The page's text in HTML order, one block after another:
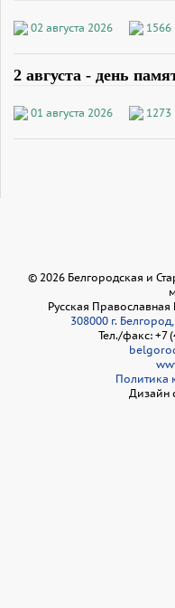
02 августа 2026 1566
2 августа - день
01 августа 2026 1273
© 2026 Белгородская и
Русская
308000 г.
Тел./факс: +7
Политика
Дизайн